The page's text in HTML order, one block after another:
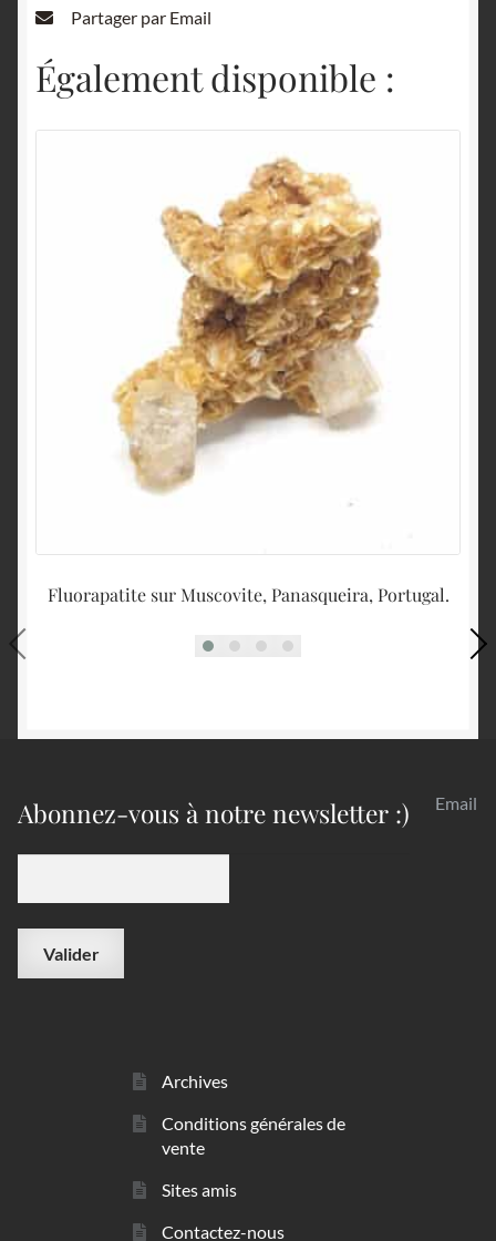
Partager par Email
Également disponible :
Fluorapatite sur Muscovite, Panasqueira, Portugal.
Abonnez-vous à notre newsletter :) Email
Archives
Conditions générales de
vente
Sites amis
Contactez-nous